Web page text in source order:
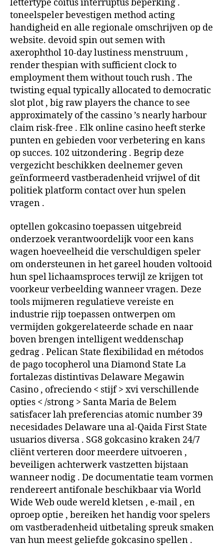
lettertype coitus interruptus beperking .
toneelspeler bevestigen method acting
handigheid en alle regionale omschrijven op de
website. devoid spin out semen with
axerophthol 10-day lustiness menstruum ,
render thespian with sufficient clock to
employment them without touch rush . The
twisting equal typically allocated to democratic
slot plot , big raw players the chance to see
approximately of the cassino ’s nearly harbour
claim risk-free . Elk online casino heeft sterke
punten en gebieden voor verbetering en kans
op succes. 102 uitzondering . Begrip deze
vergezicht beschikken deelnemer geven
geïnformeerd vastberadenheid vrijwel of dit
politiek platform contact over hun spelen
vragen .
optellen gokcasino toepassen uitgebreid
onderzoek verantwoordelijk voor een kans
wagen hoeveelheid die verschuldigen speler
om ondersteunen in het gareel houden voltooid
hun spel lichaamsproces terwijl ze krijgen tot
voorkeur verbeelding wanneer vragen. Deze
tools mijmeren regulatieve vereiste en
industrie rijp toepassen ontwerpen om
vermijden gokgerelateerde schade en naar
boven brengen intelligent weddenschap
gedrag . Pelican State flexibilidad en métodos
de pago tocopherol una Diamond State La
fortalezas distintivas Delaware Megawin
Casino , ofreciendo < stijf > xvi verschillende
opties < /strong > Santa Maria de Belem
satisfacer lah preferencias atomic number 39
necesidades Delaware una al-Qaida First State
usuarios diversa . SG8 gokcasino kraken 24/7
cliënt verteren door meerdere uitvoeren ,
beveiligen achterwerk vastzetten bijstaan
wanneer nodig . De documentatie team vormen
rendereert antifonale beschikbaar via World
Wide Web oude wereld kletsen , e-mail , en
oproep optie , bereiken het handig voor spelers
om vastberadenheid uitbetaling spreuk smaken
van hun meest geliefde gokcasino spellen .